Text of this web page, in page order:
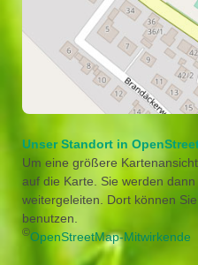
Unser Standort in
Um eine größere
auf die Karte. Sie werden dann
weitergeleiten. Dort können
benutzen.
©OpenStreetMap-Mitwirkende